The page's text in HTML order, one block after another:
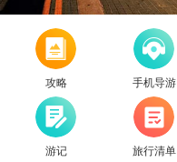
攻略 手机导游
游记 旅行清单